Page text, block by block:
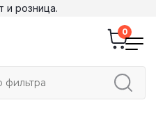
и розница.